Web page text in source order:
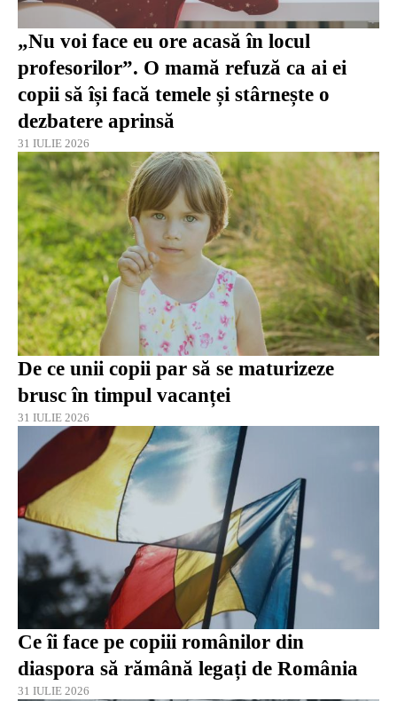
„Nu voi face eu ore acasă în locul
profesorilor”. O mamă refuză ca ai ei
copii să își facă temele și stârnește o
dezbatere aprinsă
31 IULIE 2026
De ce unii copii par să se maturizeze
brusc în timpul vacanței
31 IULIE 2026
Ce îi face pe copiii românilor din
diaspora să rămână legați de România
31 IULIE 2026